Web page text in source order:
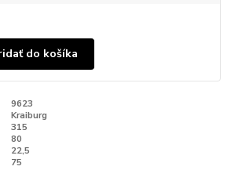
do košíka
9623
Kraiburg
315
80
22,5
75